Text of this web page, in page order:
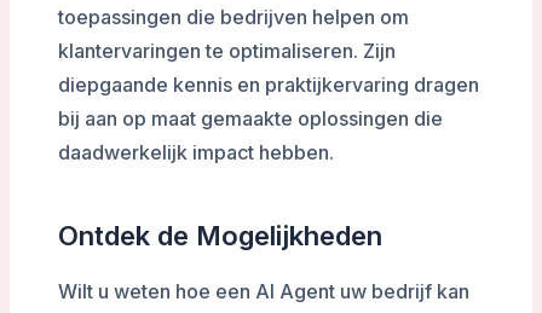
toepassingen die bedrijven helpen om
klantervaringen te optimaliseren. Zijn
diepgaande kennis en praktijkervaring dragen
bij aan op maat gemaakte oplossingen die
daadwerkelijk impact hebben.
Ontdek de Mogelijkheden
Wilt u weten hoe een AI Agent uw bedrijf kan